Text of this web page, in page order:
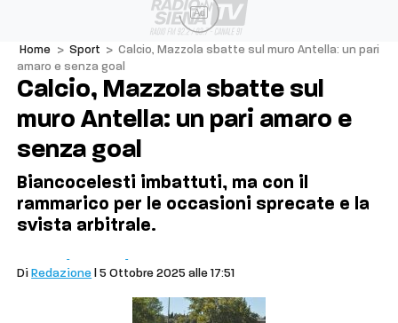
Ad
Home > Sport > Calcio, Mazzola sbatte sul muro Antella: un pari
amaro e senza goal
Calcio, Mazzola sbatte sul
muro Antella: un pari amaro e
senza goal
Biancocelesti imbattuti, ma con il
rammarico per le occasioni sprecate e la
svista arbitrale.
Di Redazione | 5 Ottobre 2025 alle 17:51